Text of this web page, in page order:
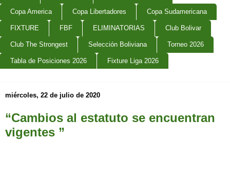
Copa America Copa Libertadores Copa Sudamericana
FIXTURE FBF ELIMINATORIAS Club Bolivar
Club The Strongest Selección Boliviana Torneo 2026
Tabla de Posiciones 2026 Fixture Liga 2026
miércoles, 22 de julio de 2020
“Cambios al estatuto se encuentran
vigentes ”